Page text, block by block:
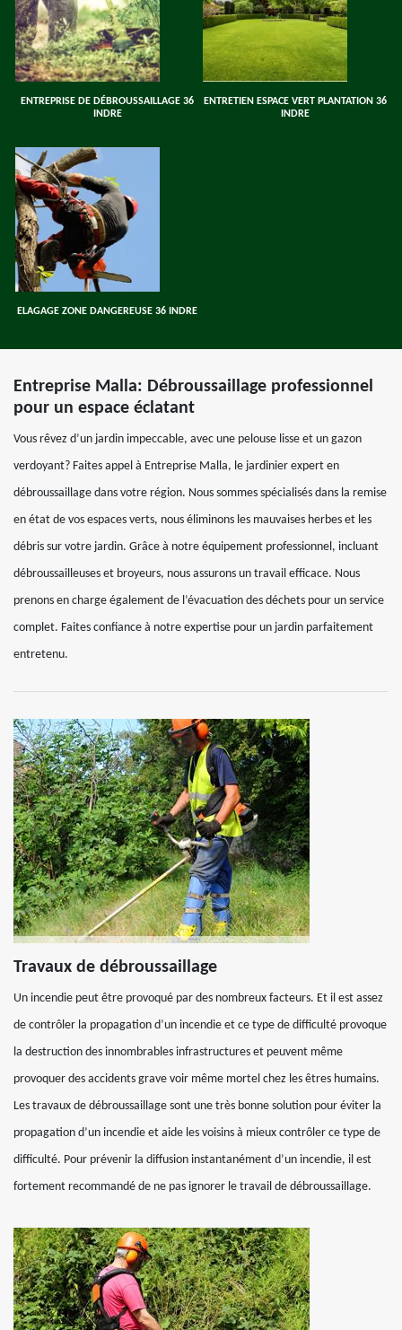
ENTREPRISE DE DÉBROUSSAILLAGE 36
INDRE
ENTRETIEN ESPACE VERT PLANTATION 36
INDRE
ELAGAGE ZONE DANGEREUSE 36 INDRE
Entreprise Malla: Débroussaillage professionnel
pour un espace éclatant
Vous rêvez d’un jardin impeccable, avec une pelouse lisse et un gazon
verdoyant? Faites appel à Entreprise Malla, le jardinier expert en
débroussaillage dans votre région. Nous sommes spécialisés dans la remise
en état de vos espaces verts, nous éliminons les mauvaises herbes et les
débris sur votre jardin. Grâce à notre équipement professionnel, incluant
débroussailleuses et broyeurs, nous assurons un travail efficace. Nous
prenons en charge également de l’évacuation des déchets pour un service
complet. Faites confiance à notre expertise pour un jardin parfaitement
entretenu.
Travaux de débroussaillage
Un incendie peut être provoqué par des nombreux facteurs. Et il est assez
de contrôler la propagation d’un incendie et ce type de difficulté provoque
la destruction des innombrables infrastructures et peuvent même
provoquer des accidents grave voir même mortel chez les êtres humains.
Les travaux de débroussaillage sont une très bonne solution pour éviter la
propagation d’un incendie et aide les voisins à mieux contrôler ce type de
difficulté. Pour prévenir la diffusion instantanément d’un incendie, il est
fortement recommandé de ne pas ignorer le travail de débroussaillage.